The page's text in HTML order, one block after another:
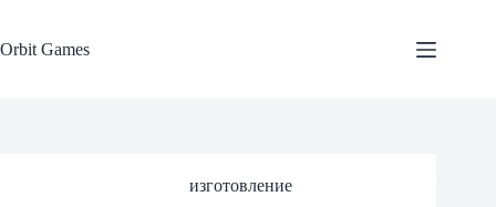
content
Orbit Games
изготовление